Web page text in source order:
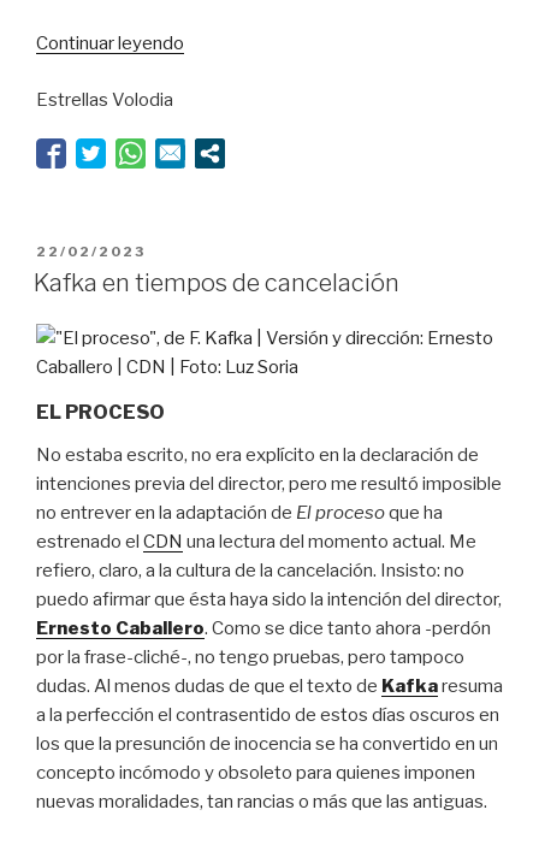
Continuar leyendo
guion”
Estrellas Volodia
PUBLICADO
EL
22/02/2023
Kafka en tiempos de cancelación
EL PROCESO
No estaba escrito, no era explícito en la declaración de
intenciones previa del director, pero me resultó imposible
no entrever en la adaptación de El procesoque ha
estrenado el CDN una lectura del momento actual. Me
refiero, claro, a la cultura de la cancelación. Insisto: no
puedo afirmar que ésta haya sido la intención del director,
Ernesto Caballero. Como se dice tanto ahora -perdón
por la frase-cliché-, no tengo pruebas, pero tampoco
dudas. Al menos dudas de que el texto de Kafkaresuma
a la perfección el contrasentido de estos días oscuros en
los que la presunción de inocencia se ha convertido en un
concepto incómodo y obsoleto para quienes imponen
nuevas moralidades, tan rancias o más que las antiguas.